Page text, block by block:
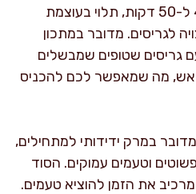
הבישול המומלץ הוא בין 40 ל-50 דקות, תלוי בעוצמת
לגריסים. מדובר במתכון
גריסים שטופים שמבשלים
מה שמאפשר לכם להכניס
במרק ידידותי למתחילים,
וטעמים עמוקים. הסוד
את הזמן להוציא טעמים.